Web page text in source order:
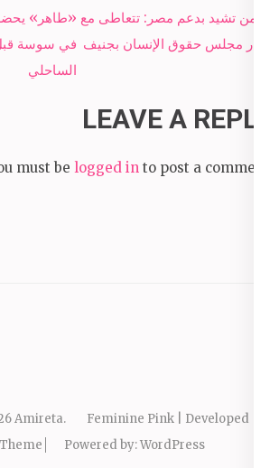
Post
navigation
«طاهر» يحضر
في سوسة
الساحلي
اليمن تشيد بدعم مصر: تتعاطى مع
قرار مجلس حقوق الإنسان بجنيف
LEAVE A REPLY
must be logged in to post a comment.
Amireta.
Feminine Pink | Developed
Powered by:WordPress